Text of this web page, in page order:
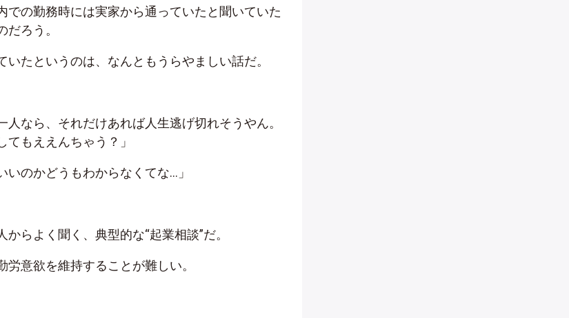
での勤務時には実家から通っていたと聞いていた
ろう。
たというのは、なんともうらやましい話だ。
人なら、それだけあれば人生逃げ切れそうやん。
もええんちゃう？」
いのかどうもわからなくてな…」
らよく聞く、典型的な“起業相談”だ。
意欲を維持することが難しい。